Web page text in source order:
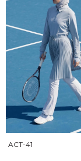
ACT-41